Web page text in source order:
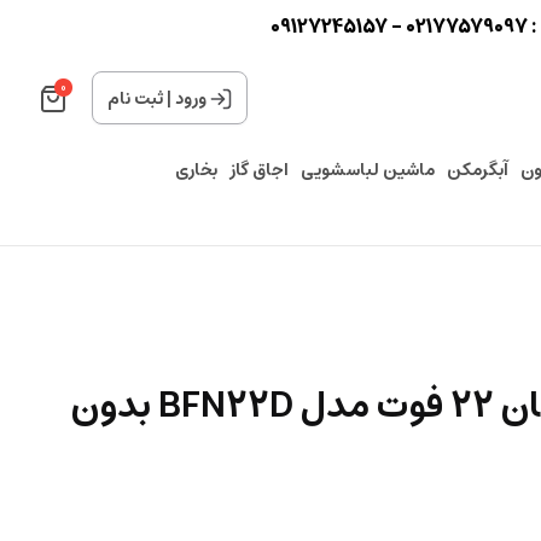
ورود|ثبت نام 0
آبگرمکن ماشین لباسشویی اجاق گاز بخاری
یخچال فریزر امرسان 22 فوت مدل BFN22D بدون